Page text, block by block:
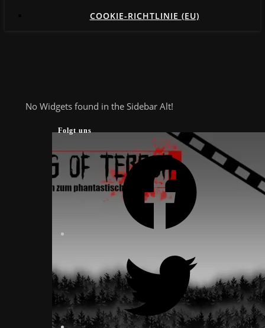
COOKIE-RICHTLINIE (EU)
No Widgets found in the Sidebar Alt!
Folgt uns
Facebook